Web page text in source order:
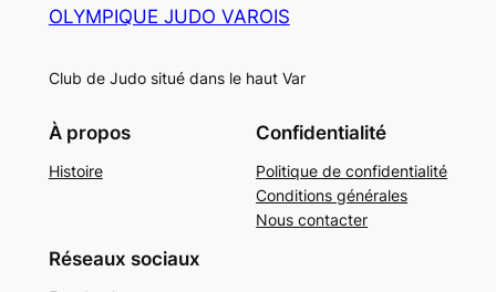
OLYMPIQUE JUDO VAROIS
Club de Judo situé dans le haut Var
À propos
Histoire
Confidentialité
Politique de confidentialité
Conditions générales
Nous contacter
Réseaux sociaux